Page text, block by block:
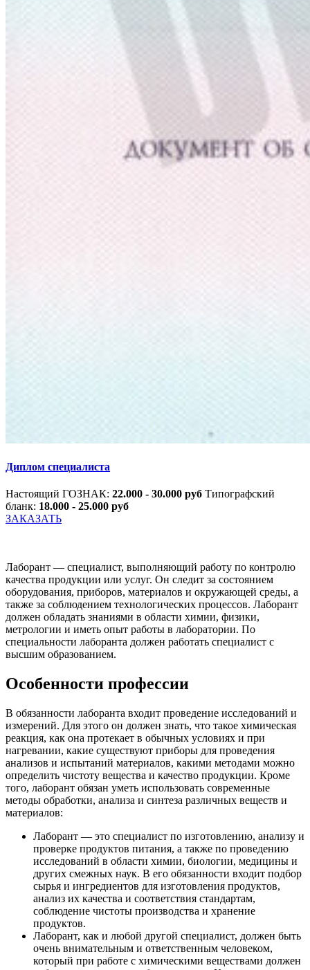
Диплом специалиста
Настоящий ГОЗНАК: 22.000 - 30.000 руб Типографский
бланк: 18.000 - 25.000 руб
ЗАКАЗАТЬ
Лаборант — специалист, выполняющий работу по контролю
качества продукции или услуг. Он следит за состоянием
оборудования, приборов, материалов и окружающей среды, а
также за соблюдением технологических процессов. Лаборант
должен обладать знаниями в области химии, физики,
метрологии и иметь опыт работы в лаборатории. По
специальности лаборанта должен работать специалист с
высшим образованием.
Особенности профессии
В обязанности лаборанта входит проведение исследований и
измерений. Для этого он должен знать, что такое химическая
реакция, как она протекает в обычных условиях и при
нагревании, какие существуют приборы для проведения
анализов и испытаний материалов, какими методами можно
определить чистоту вещества и качество продукции. Кроме
того, лаборант обязан уметь использовать современные
методы обработки, анализа и синтеза различных веществ и
материалов:
Лаборант — это специалист по изготовлению, анализу и
проверке продуктов питания, а также по проведению
исследований в области химии, биологии, медицины и
других смежных наук. В его обязанности входит подбор
сырья и ингредиентов для изготовления продуктов,
анализ их качества и соответствия стандартам,
соблюдение чистоты производства и хранение
продуктов.
Лаборант, как и любой другой специалист, должен быть
очень внимательным и ответственным человеком,
который при работе с химическими веществами должен